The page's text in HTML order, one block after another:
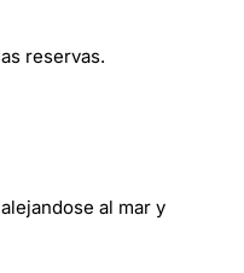
reservas.
al mar y